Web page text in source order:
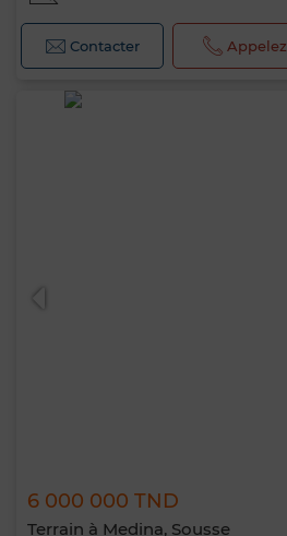
Contacter Appelez
6 000 000 TND
Terrain à Medina, Sousse